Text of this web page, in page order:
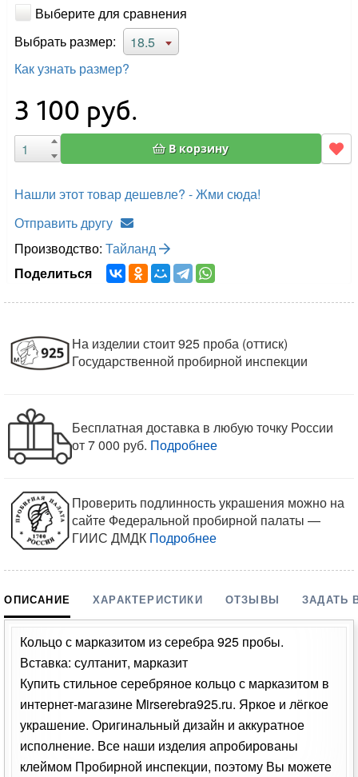
Выберите для сравнения
Выбрать размер:
18.5
Как узнать размер?
3 100 руб.
В корзину
Нашли этот товар дешевле? - Жми сюда!
Отправить другу
Производство:Тайланд
Поделиться
На изделии стоит 925 проба (оттиск)
Государственной пробирной инспекции
Бесплатная доставка в любую точку России
от 7 000 руб. Подробнее
Проверить подлинность украшения можно на
сайте Федеральной пробирной палаты —
ГИИС ДМДК Подробнее
ОПИСАНИЕ ХАРАКТЕРИСТИКИ ОТЗЫВЫ ЗАДАТЬ
Кольцо с марказитом из серебра 925 пробы.
Вставка: султанит, марказит
Купить стильное серебряное кольцо с марказитом в
интернет-магазине Mirserebra925.ru. Яркое и лёгкое
украшение. Оригинальный дизайн и аккуратное
исполнение. Все наши изделия апробированы
клеймом Пробирной инспекции, поэтому Вы можете